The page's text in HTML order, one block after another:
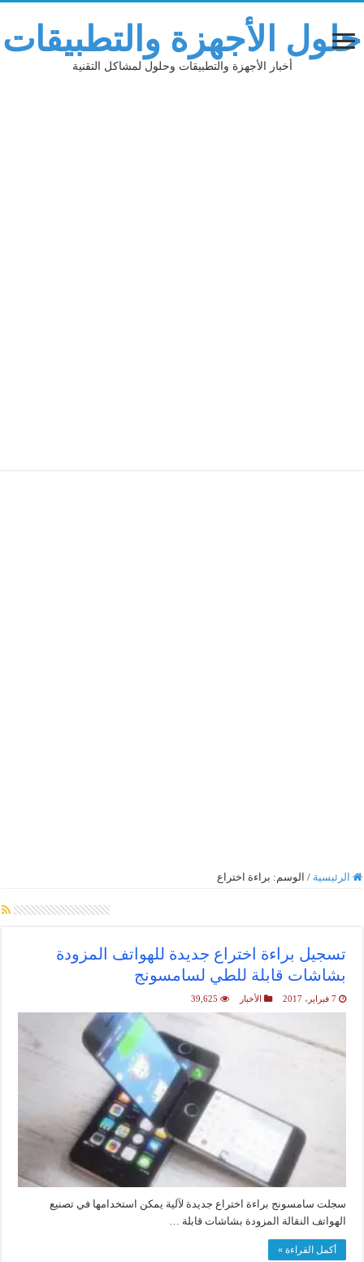
حلول الأجهزة والتطبيقات
أخبار الأجهزة والتطبيقات وحلول لمشاكل التقنية
الرئيسية / الوسم: براءة اختراع
تسجيل براءة اختراع جديدة للهواتف المزودة
بشاشات قابلة للطي لسامسونج
7 فبراير، 2017 الأخبار 39,625
سجلت سامسونج براءة اختراع جديدة لآلية يمكن استخدامها في تصنيع
الهواتف النقالة المزودة بشاشات قابلة …
أكمل القراءة »